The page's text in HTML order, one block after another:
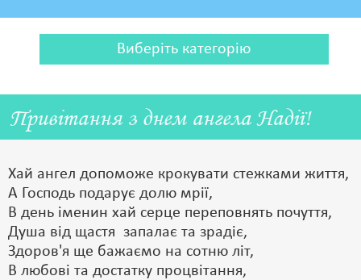
Виберіть категорію
Привітання з днем ангела Надії!
Хай ангел допоможе крокувати стежками життя,
А Господь подарує долю мрії,
В день іменин хай серце переповнять почуття,
Душа від щастя запалає та зрадіє,
Здоров'я ще бажаємо на сотню літ,
В любові та достатку процвітання,